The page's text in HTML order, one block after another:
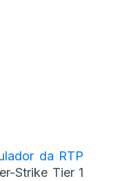
da RTP
Strike Tier 1